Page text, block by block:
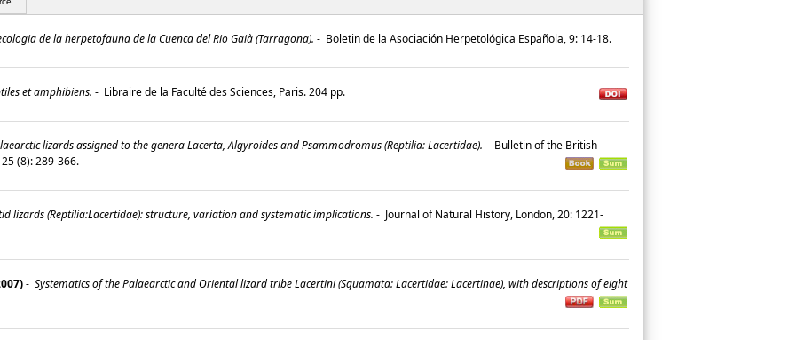
de la herpetofauna de la Cuenca del Rio Gaià (Tarragona). - Boletin de la Asociación Herpetológica Española, 9: 14-18.
et amphibiens. - Libraire de la Faculté des Sciences, Paris. 204 pp.
lizards assigned to the genera Lacerta, Algyroides and Psammodromus (Reptilia: Lacertidae). - Bulletin of the British
(8): 289-366.
lizards (Reptilia:Lacertidae): structure, variation and systematic implications. - Journal of Natural History, London, 20: 1221-
- Systematics of the Palaearctic and Oriental lizard tribe Lacertini (Squamata: Lacertidae: Lacertinae), with descriptions of eight